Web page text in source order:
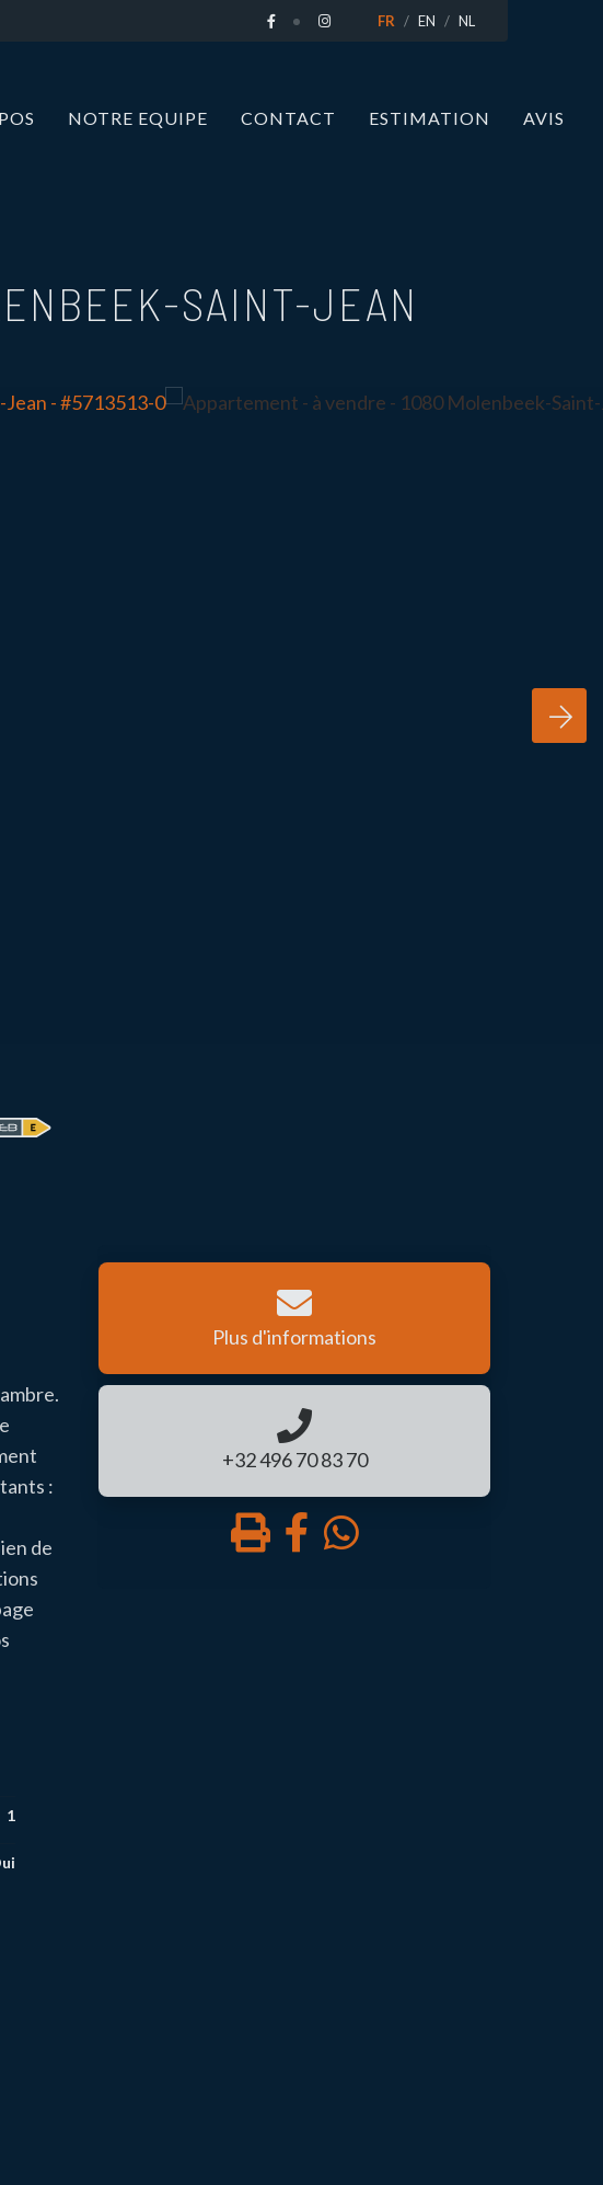
FR EN NL
NOTRE EQUIPE CONTACT ESTIMATION AVIS
SAINT-JEAN
:
de
1
Plus d'informations
+32 496 70 83 70